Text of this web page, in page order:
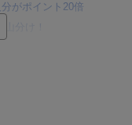
がポイント20倍
分け！